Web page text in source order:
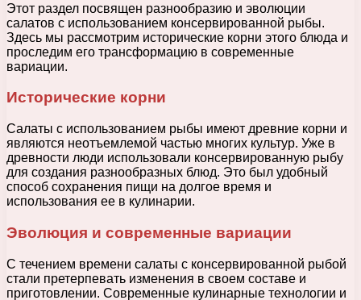
Этот раздел посвящен разнообразию и эволюции
салатов с использованием консервированной рыбы.
Здесь мы рассмотрим исторические корни этого блюда и
проследим его трансформацию в современные
вариации.
Исторические корни
Салаты с использованием рыбы имеют древние корни и
являются неотъемлемой частью многих культур. Уже в
древности люди использовали консервированную рыбу
для создания разнообразных блюд. Это был удобный
способ сохранения пищи на долгое время и
использования ее в кулинарии.
Эволюция и современные вариации
С течением времени салаты с консервированной рыбой
стали претерпевать изменения в своем составе и
приготовлении. Современные кулинарные технологии и